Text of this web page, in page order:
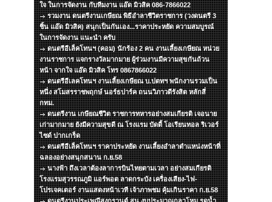
ใจ ในการจัดงาน กับทีมงาน แอ๊ด มิวสิค 086-7866022
รวมงาน ดนตรีงานเกษียณ พิธีอำลาชีวิตราชการ (วงดนตรี 3
ชิ้น แอ๊ด มิวสิค) สนุกเป็นกันเอง...ราคาประหยัด ความสมบูรณ์
ในการจัดงาน แนะนำ ครับ
ดนตรีอีเล็คโทนฯ (คอม) นักร้อง 2 คน งานเลี้ยงเกษียณ หน่วย
งานราชการ แจกรางวัลมากมาย ผู้ร่วมงานมีความสุขกันถ้วน
หน้า จากใจ แอ๊ด มิวสิค โทร 0867866022
ดนตรีอีเลคโทนฯ งานเลี้ยงเกษียณ บ.ปตทฯ พนักงานรวมเป็น
หนึ่ง สโมสรราชพฤกษ์ นอร์ธปาร์ค ถนนวิภาวดีรังสิต หลักสี่
กทม.
ดนตรีงาน เกษียณชีวิต ราชการทหารอย่างสมเกียรติ เจอนาย
เก่ามากมาย ยังมีความสุขดี ณ โรงแรม บัดดี้ โอเรียนทอล ริเวอร์
ไซด์ ปากเกร็ด
ดนตรีอีเล็คโทนฯ ราคาประหยัด งานเลี้ยงอำลาตำแหน่งหน้าที่
ฉลองอย่างสนุกสนาน ก.ย.58
นางฟ้า ถึงเวลาต้องลาการบินไทยตามเวลา อย่างสมเกียรติ
โรงแรมสุวรรณภูมิ แอร์พอต ลาดกระบัง เครื่องเสียง-ไฟ-
โปรเจคเตอร์ งานแสดงหน้าเวที เจ้าภาพชม คุ้มเกินราคา ก.ย.58